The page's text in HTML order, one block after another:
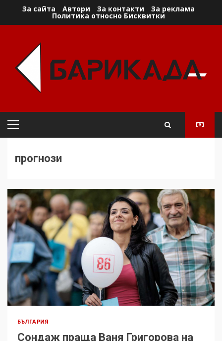
За сайта Автори За контакти За реклама
Политика относно Бисквитки
Primary
прогнози
БЪЛГАРИЯ
Сондаж праща Ваня Григорова на